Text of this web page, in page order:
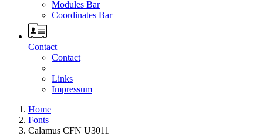
Modules Bar
Coordinates Bar
Contact
Contact
Links
Impressum
Home
Fonts
Calamus CFN U3011